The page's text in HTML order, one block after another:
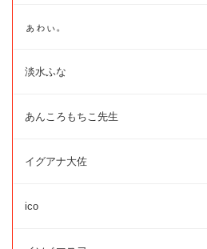
ぁゎぃ。
淡水ふな
あんころもちこ先生
イグアナ大佐
ico